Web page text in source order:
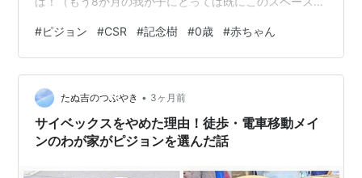
かって？ それは、赤ちゃんのグッズの老舗メーカー・ピ
ジョンさんがCSRとして毎年やっている「ピジョン赤ち
ゃん誕生記念育樹キャンペーン」に参加登録できた証な
のです。 つまり簡単に言うと、うちの子の「記念樹」
を、ピジョンさんが代わりに森に植えてくれたというこ
とです！ただでさえありとあらゆる育児グッ…
#ピジョン #CSR #記念樹 #0歳 #赤ちゃん
たぬ吉のつぶやき • 3ヶ月前
サイベックスをやめた理由！徒歩・電車移動メイ
ンのわが家がピジョンを選んだ話